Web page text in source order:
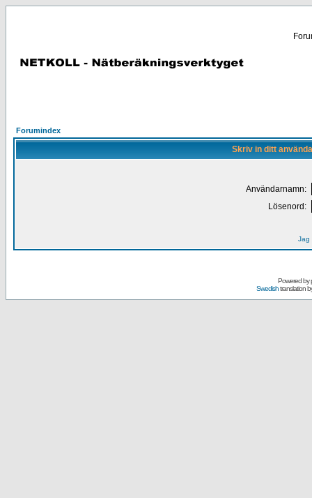
Forumindex
Skriv in ditt
Användarnamn:
Lösenord:
Jag
Powered by
Swedishtranslation